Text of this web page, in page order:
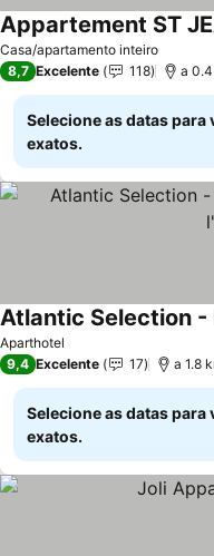
Casa/apartamento inteiro
Ver preços
8,7 Excelente 118 a
Selecione as datas para
exatos.
Aparthotel
Ver preços
9,4 Excelente 17 a 1.8
Selecione as datas para
exatos.